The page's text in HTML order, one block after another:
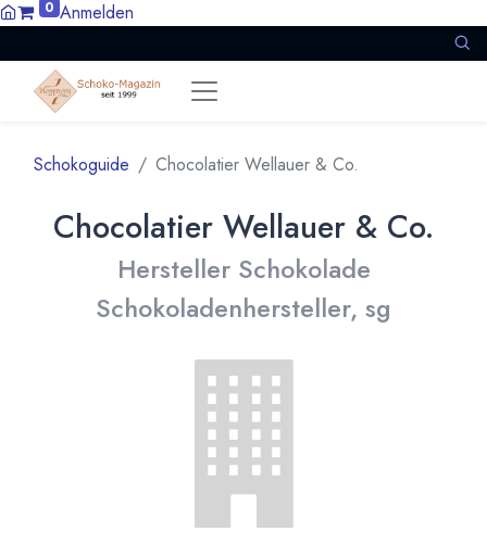
0 Anmelden
Schokoguide Chocolatier Wellauer & Co.
Chocolatier Wellauer & Co.
Hersteller Schokolade
Schokoladenhersteller, sg